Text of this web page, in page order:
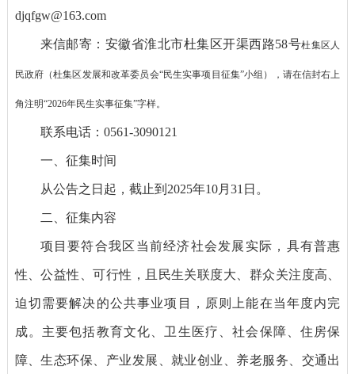
djqfgw@163.com
来信邮寄：安徽省淮北市杜集区开渠西路58号杜集区人
民政府（杜集区发展和改革委员会“民生实事项目征集”小组）， 请在信封右上
角注明“2026年民生实事征集”字样。
联系电话：0561-3090121
一、征集时间
从公告之日起，截止到2025年10月31日。
二、征集内容
项目要符合我区当前经济社会发展实际，具有普惠
性、公益性、可行性，且民生关联度大、群众关注度高、
迫切需要解决的公共事业项目，原则上能在当年度内完
成。主要包括教育文化、卫生医疗、社会保障、住房保
障、生态环保、产业发展、就业创业、养老服务、交通出